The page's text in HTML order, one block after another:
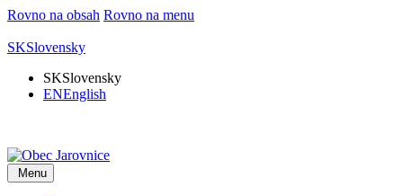
Rovno na obsah Rovno na menu
SKSlovensky
SKSlovensky
ENEnglish
Menu